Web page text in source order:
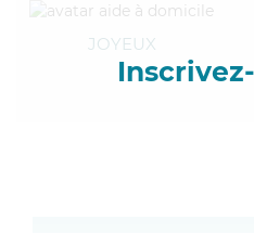
JOYEUX